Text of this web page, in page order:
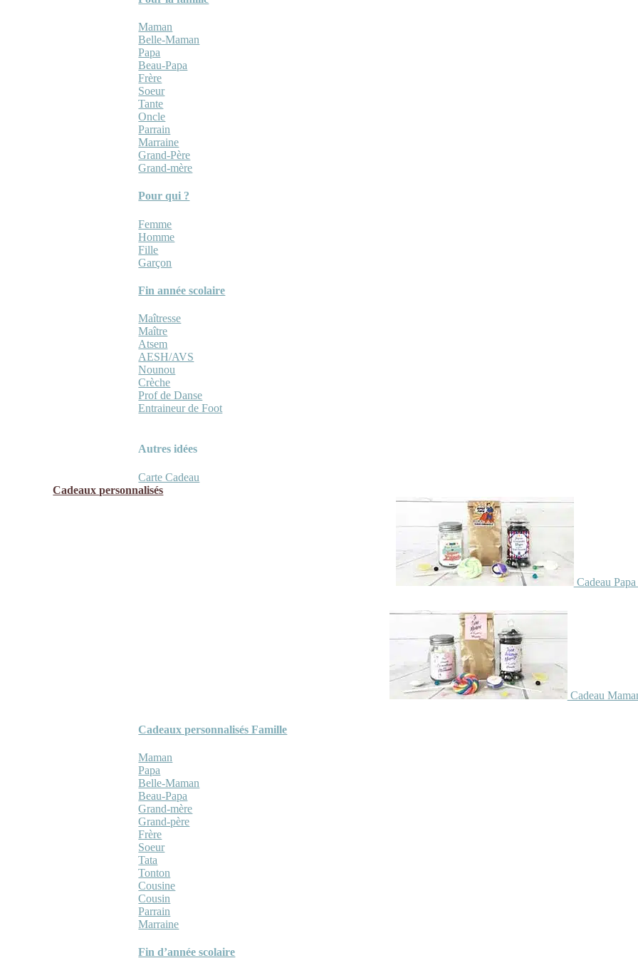
Maman
Belle-Maman
Papa
Beau-Papa
Frère
Soeur
Tante
Oncle
Parrain
Marraine
Grand-Père
Grand-mère
Pour qui ?
Femme
Homme
Fille
Garçon
Fin année scolaire
Maîtresse
Maître
Atsem
AESH/AVS
Nounou
Crèche
Prof de Danse
Entraineur de Foot
Autres idées
Carte Cadeau
Cadeaux personnalisés
Cadeau
Cadeau
Cadeaux personnalisés Famille
Maman
Papa
Belle-Maman
Beau-Papa
Grand-mère
Grand-père
Frère
Soeur
Tata
Tonton
Cousine
Cousin
Parrain
Marraine
Fin d’année scolaire